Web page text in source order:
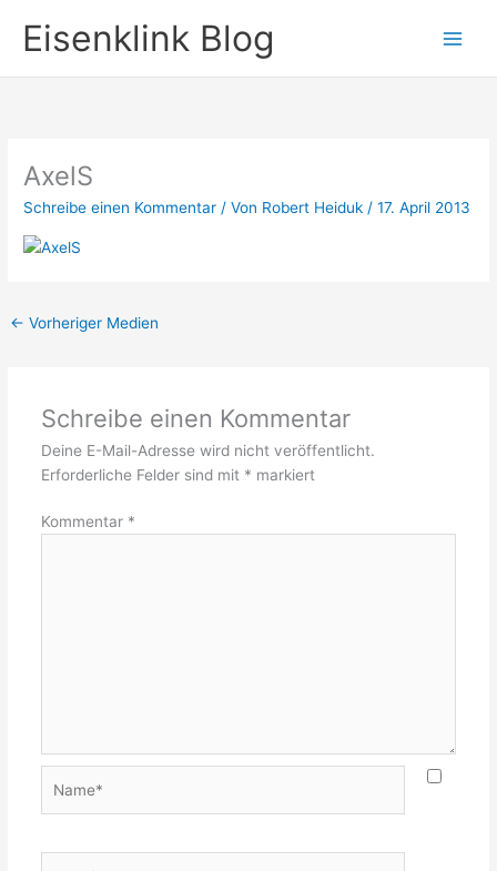
InhaltEisenklink Blog
AxelS
Schreibe einen Kommentar / Von Robert Heiduk /17. April 2013
← Vorheriger Medien
Schreibe einen Kommentar
Deine E-Mail-Adresse wird nicht veröffentlicht.
Erforderliche Felder sind mit * markiert
Kommentar *